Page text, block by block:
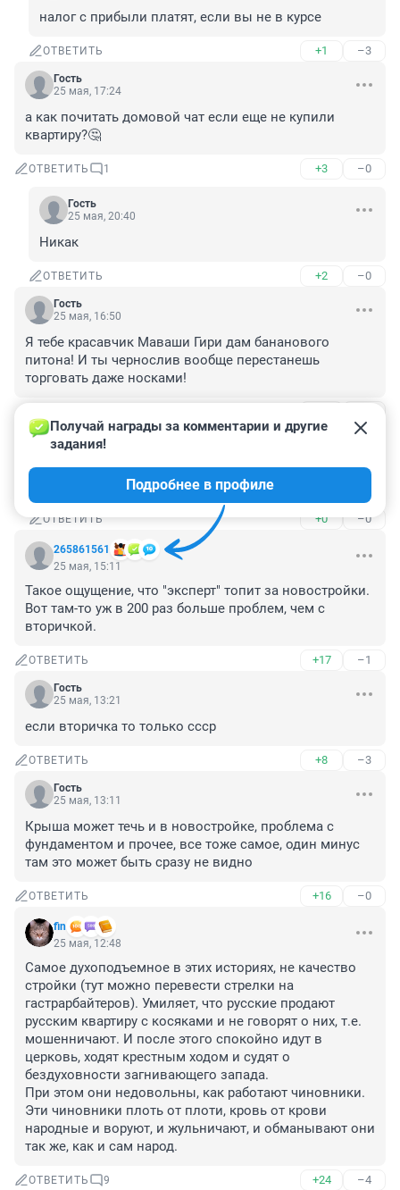
налог с прибыли платят, если вы не в курсе
ОТВЕТИТЬ +1 –3
Гость
25 мая, 17:24
а как почитать домовой чат если еще не купили
квартиру?🤔
ОТВЕТИТЬ 1 +3 –0
Гость
25 мая, 20:40
Никак
ОТВЕТИТЬ +2 –0
Гость
25 мая, 16:50
Я тебе красавчик Маваши Гири дам бананового
питона! И ты чернослив вообще перестанешь
торговать даже носками!
Гость
Лечись, поправляйся
ОТВЕТИТЬ +0 –0
265861561
Получай награды за комментарии и другие
задания!
Подробнее в профиле
25 мая, 15:11
Такое ощущение, что "эксперт" топит за новостройки.
Вот там-то уж в 200 раз больше проблем, чем с
вторичкой.
ОТВЕТИТЬ +17 –1
Гость
25 мая, 13:21
если вторичка то только ссср
ОТВЕТИТЬ +8 –3
Гость
25 мая, 13:11
Крыша может течь и в новостройке, проблема с
фундаментом и прочее, все тоже самое, один минус
там это может быть сразу не видно
ОТВЕТИТЬ +16 –0
fin
25 мая, 12:48
Самое духоподъемное в этих историях, не качество
стройки (тут можно перевести стрелки на
гастрарбайтеров). Умиляет, что русские продают
русским квартиру с косяками и не говорят о них, т.е.
мошенничают. И после этого спокойно идут в
церковь, ходят крестным ходом и судят о
бездуховности загнивающего запада.
При этом они недовольны, как работают чиновники.
Эти чиновники плоть от плоти, кровь от крови
народные и воруют, и жульничают, и обманывают они
так же, как и сам народ.
ОТВЕТИТЬ 9 +24 –4